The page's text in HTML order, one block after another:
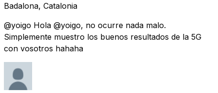
Badalona, Catalonia
@yoigo Hola @yoigo, no ocurre nada malo.
Simplemente muestro los buenos resultados de la 5G
con vosotros hahaha